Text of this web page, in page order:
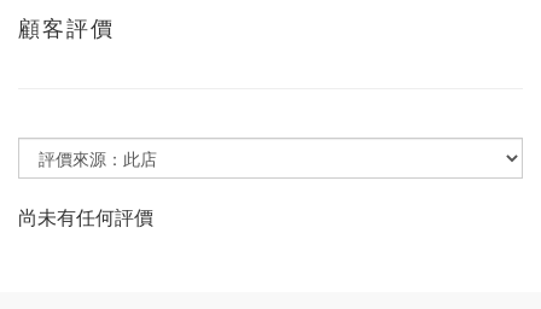
顧客評價
尚未有任何評價